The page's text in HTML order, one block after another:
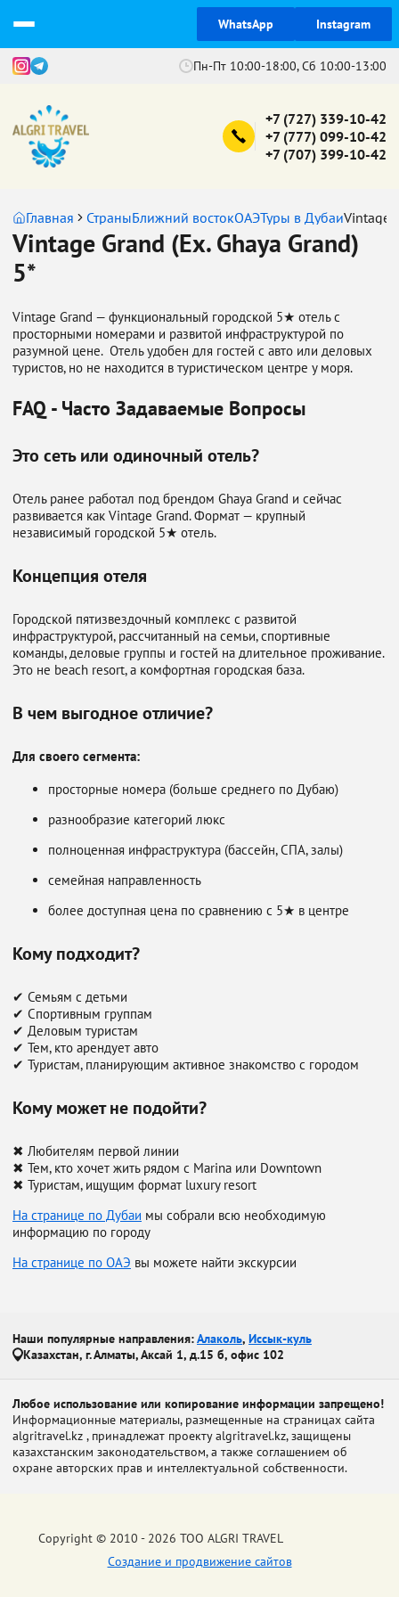
WhatsApp Instagram
Пн-Пт 10:00-18:00, Сб 10:00-13:00
+7 (727) 339-10-42
+7 (777) 099-10-42
+7 (707) 399-10-42
Главная СтраныБлижний востокОАЭТуры в ДубаиVintage
Vintage Grand (Ex. Ghaya Grand)
5*
Vintage Grand — функциональный городской 5★ отель с
просторными номерами и развитой инфраструктурой по
разумной цене. Отель удобен для гостей с авто или деловых
туристов, но не находится в туристическом центре у моря.
FAQ - Часто Задаваемые Вопросы
Это сеть или одиночный отель?
Отель ранее работал под брендом Ghaya Grand и сейчас
развивается как Vintage Grand. Формат — крупный
независимый городской 5★ отель.
Концепция отеля
Городской пятизвездочный комплекс с развитой
инфраструктурой, рассчитанный на семьи, спортивные
команды, деловые группы и гостей на длительное проживание.
Это не beach resort, а комфортная городская база.
В чем выгодное отличие?
Для своего сегмента:
просторные номера (больше среднего по Дубаю)
разнообразие категорий люкс
полноценная инфраструктура (бассейн, СПА, залы)
семейная направленность
более доступная цена по сравнению с 5★ в центре
Кому подходит?
✔ Семьям с детьми
✔ Спортивным группам
✔ Деловым туристам
✔ Тем, кто арендует авто
✔ Туристам, планирующим активное знакомство с городом
Кому может не подойти?
✖ Любителям первой линии
✖ Тем, кто хочет жить рядом с Marina или Downtown
✖ Туристам, ищущим формат luxury resort
На странице по Дубаи мы собрали всю необходимую
информацию по городу
На странице по ОАЭ вы можете найти экскурсии
Наши популярные направления:Алаколь, Иссык-куль
Казахстан, г. Алматы, Аксай 1, д.15 б, офис 102
Любое использование или копирование информации запрещено!
Информационные материалы, размещенные на страницах сайта
algritravel.kz , принадлежат проекту algritravel.kz, защищены
казахстанским законодательством, а также соглашением об
охране авторских прав и интеллектуальной собственности.
Copyright © 2010 - 2026 ТОО ALGRI TRAVEL
Создание и продвижение сайтов